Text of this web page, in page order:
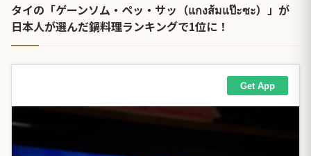
タイの「ゲーンソム・ペッ・サッ（แกงส้มแป๊ะซะ）」が
日本人が選んだ鍋料理ランキングで1位に！